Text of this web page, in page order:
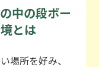
中の段ボー
とは
場所を好み、